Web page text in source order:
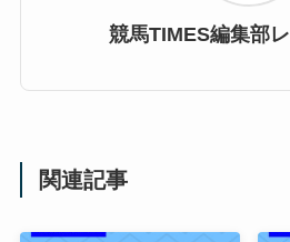
競馬TIMES編集部
関連記事